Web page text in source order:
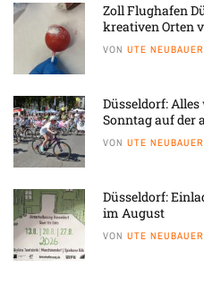
Zoll Flughafen
kreativen Orten
VON UTE NEUBAUER
Düsseldorf:
Sonntag auf der
VON UTE NEUBAUER
Düsseldorf:
im August
VON UTE NEUBAUER